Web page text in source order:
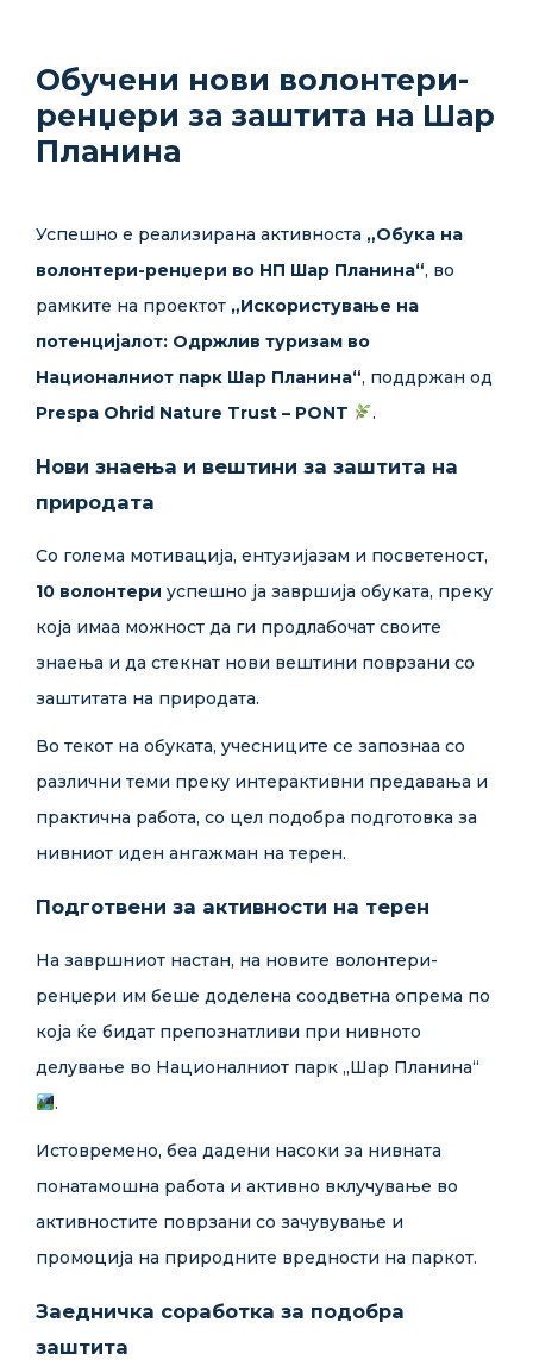
Обучени нови волонтери-
ренџери за заштита на Шар
Планина
Успешно е реализирана активноста „Обука на
волонтери-ренџери во НП Шар Планина“, во
рамките на проектот „Искористување на
потенцијалот: Одржлив туризам во
Националниот парк Шар Планина“, поддржан од
Prespa Ohrid Nature Trust – PONT
.
Нови знаења и вештини за заштита на
природата
Со голема мотивација, ентузијазам и посветеност,
10 волонтери успешно ја завршија обуката, преку
која имаа можност да ги продлабочат своите
знаења и да стекнат нови вештини поврзани со
заштитата на природата.
Во текот на обуката, учесниците се запознаа со
различни теми преку интерактивни предавања и
практична работа, со цел подобра подготовка за
нивниот иден ангажман на терен.
Подготвени за активности на терен
На завршниот настан, на новите волонтери-
ренџери им беше доделена соодветна опрема по
која ќе бидат препознатливи при нивното
делување во Националниот парк „Шар Планина“
.
Истовремено, беа дадени насоки за нивната
понатамошна работа и активно вклучување во
активностите поврзани со зачувување и
промоција на природните вредности на паркот.
Заедничка соработка за подобра
заштита